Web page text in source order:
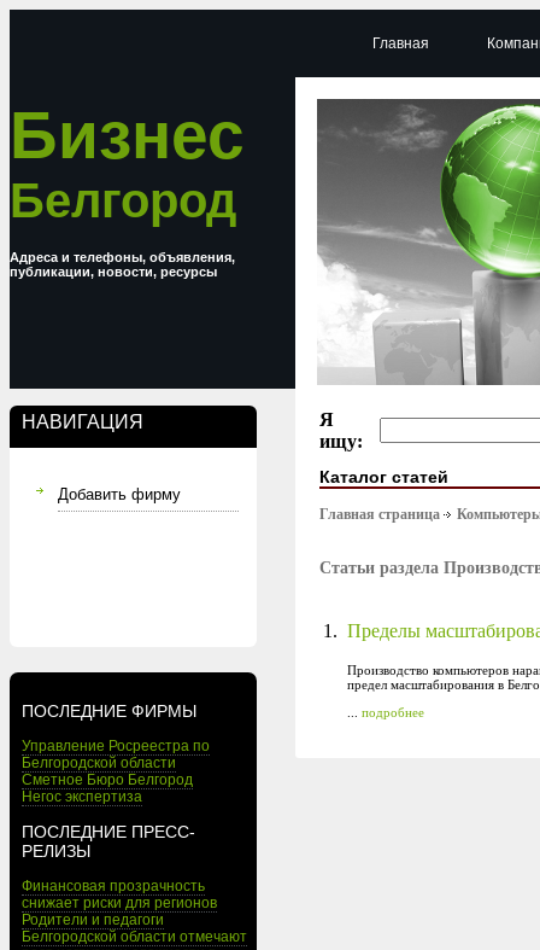
Бизнес
Белгород
Адреса и телефоны, объявления,
публикации, новости, ресурсы
НАВИГАЦИЯ
Добавить фирму
ПОСЛЕДНИЕ ФИРМЫ
Управление Росреестра по
Белгородской области
Сметное Бюро Белгород
Негос экспертиза
ПОСЛЕДНИЕ ПРЕСС-
РЕЛИЗЫ
Финансовая прозрачность
снижает риски для регионов
Родители и педагоги
Белгородской области отмечают
Главная
Я
ищу:
Каталог статей
Главная страница
Статьи раздела
1. Пределы
Производство компьютеров
предел масштабирования в
подробнее